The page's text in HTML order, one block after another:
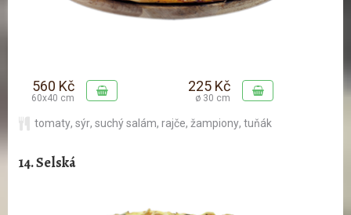
560 Kč
60x40 cm
225 Kč
ø 30 cm
tomaty, sýr, suchý salám, rajče, žampiony, tuňák
14. Selská